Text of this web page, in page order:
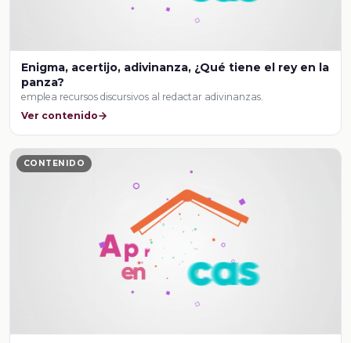
Enigma, acertijo, adivinanza, ¿Qué tiene el rey en la
panza?
emplea recursos discursivos al redactar adivinanzas.
Ver contenido
CONTENIDO